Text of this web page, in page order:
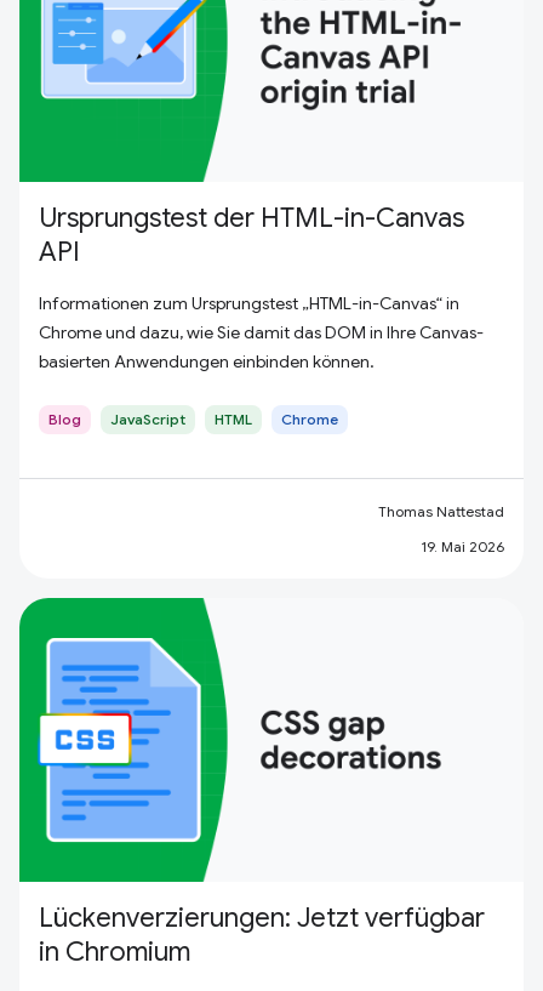
Ursprungstest der HTML-in-Canvas
API
Informationen zum Ursprungstest „HTML-in-Canvas“ in
Chrome und dazu, wie Sie damit das DOM in Ihre Canvas-
basierten Anwendungen einbinden können.
Blog JavaScript HTML Chrome
Thomas Nattestad
19. Mai 2026
Lückenverzierungen: Jetzt verfügbar
in Chromium